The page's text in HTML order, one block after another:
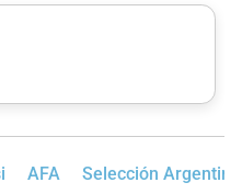
AFA Selección